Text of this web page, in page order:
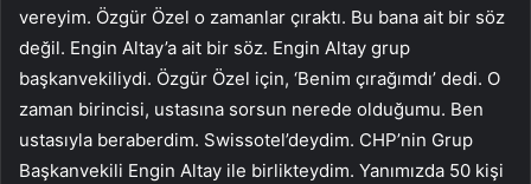
vereyim. Özgür Özel o zamanlar çıraktı. Bu bana ait bir söz
değil. Engin Altay’a ait bir söz. Engin Altay grup
başkanvekiliydi. Özgür Özel için, ‘Benim çırağımdı’ dedi. O
zaman birincisi, ustasına sorsun nerede olduğumu. Ben
ustasıyla beraberdim. Swissotel’deydim. CHP’nin Grup
Başkanvekili Engin Altay ile birlikteydim. Yanımızda 50 kişi